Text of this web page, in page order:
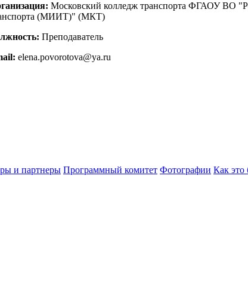
Московский колледж транспорта ФГАОУ ВО
(МИИТ)" (МКТ)
Преподаватель
elena.povorotova@ya.ru
и партнеры Программный комитет Фотографии Как это